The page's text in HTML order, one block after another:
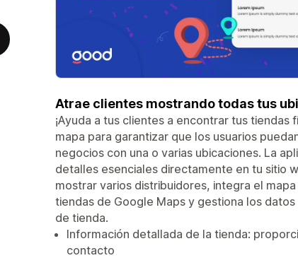
Atrae clientes mostrando todas tus
¡Ayuda a tus clientes a encontrar tus
mapa para garantizar que los usuarios
negocios con una o varias ubicaciones. La
detalles esenciales directamente en tu sitio
mostrar varios distribuidores, integra el
tiendas de Google Maps y gestiona los
de tienda.
Información detallada de la tienda:
contacto